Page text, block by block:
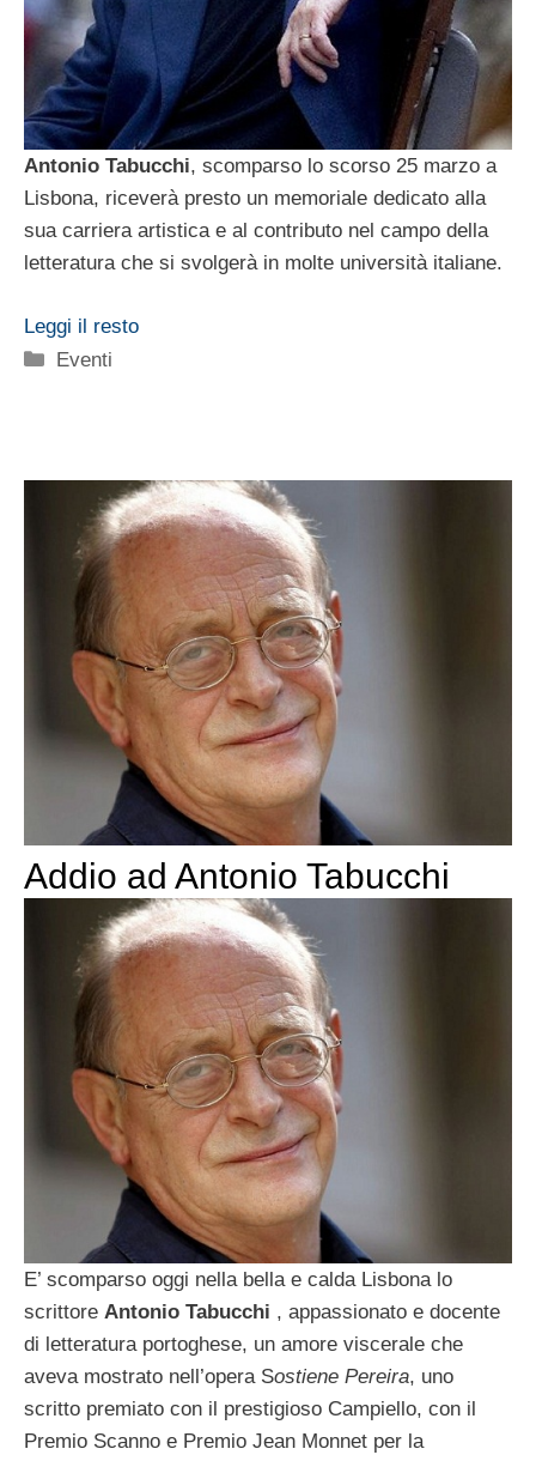
Antonio Tabucchi, scomparso lo scorso 25 marzo a
Lisbona, riceverà presto un memoriale dedicato alla
sua carriera artistica e al contributo nel campo della
letteratura che si svolgerà in molte università italiane.
Leggi il resto
Categorie
Eventi
Addio ad Antonio Tabucchi
E’ scomparso oggi nella bella e calda Lisbona lo
scrittore Antonio Tabucchi , appassionato e docente
di letteratura portoghese, un amore viscerale che
aveva mostrato nell’opera Sostiene Pereira, uno
scritto premiato con il prestigioso Campiello, con il
Premio Scanno e Premio Jean Monnet per la